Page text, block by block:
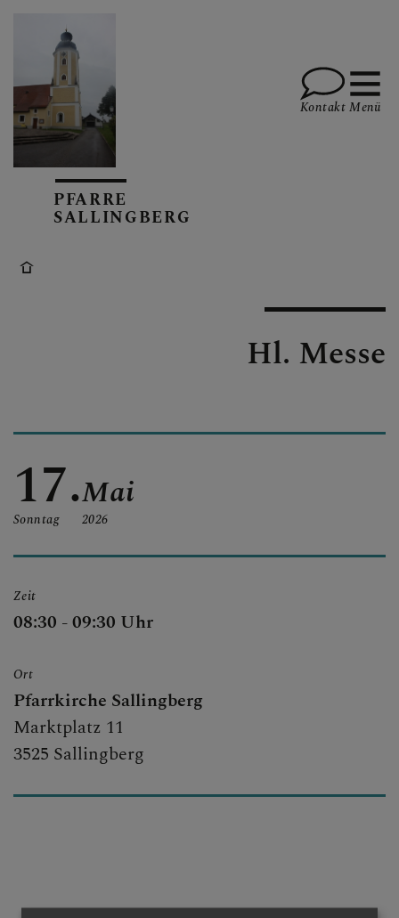
GOTTESDIENSTE
KALENDARIUM
PFARRTEAM
GESCHICHTE
GALERIE
PFARRE
SALLINGBERG
Kontakt Menü
Hl. Messe
17.
Sonntag
Mai
2026
Zeit
08:30 - 09:30 Uhr
Ort
Pfarrkirche Sallingberg
Marktplatz 11
3525 Sallingberg